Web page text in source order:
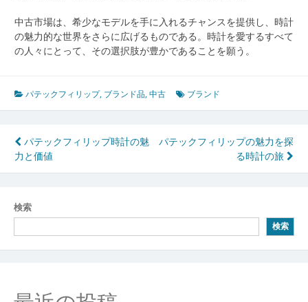
中古市場は、希少なモデルを手に入れるチャンスを提供し、時計
の魅力的な世界をさらに広げるものである。時計を愛するすべて
の人々にとって、その選択肢が豊かであることを願う。
パテックフィリップ, ブランド品,中古 ブランド
投
稿
ビ
ゲ
ー
パテックフィリップ時計の魅
力と価値
パテックフィリップの魅力を探
る時計の旅
検索
検索